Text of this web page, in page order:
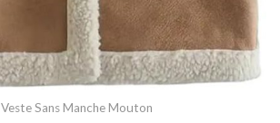
Veste Sans Manche Mouton